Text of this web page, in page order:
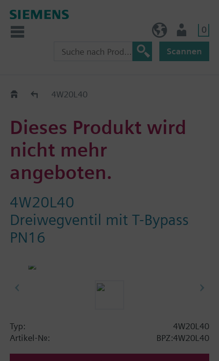
0
Scannen
Old2New4W20L40
Dieses Produkt wird
nicht mehr
angeboten.
4W20L40
Dreiwegventil mit T-Bypass
PN16
Typ:
4W20L40
Artikel-Nr.:
BPZ:4W20L40